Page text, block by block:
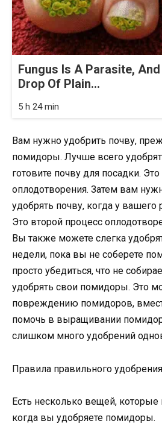
Fungus Is A Parasite,
Drop Of Plain...
5 h 24 min
Вам нужно удобрить почву,
помидоры. Лучше всего
готовите почву для посадки.
оплодотворения. Затем вам
удобрять почву, когда у вашего
Это второй процесс
Вы также можете слегка
недели, пока вы не соберете
просто убедиться, что не
удобрять свои помидоры. Это
повреждению помидоров,
помочь в выращивании
слишком много удобрений
Правила правильного удобрения
Есть несколько вещей,
когда вы удобряете помидоры.